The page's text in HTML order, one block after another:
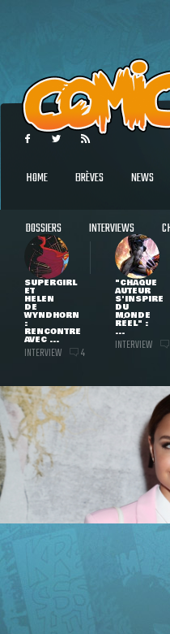
HOME BRÈVES NEWS
DOSSIERS INTERVIEWS
SUPERGIRL
ET
HELEN
DE
WYNDHORN
:
RENCONTRE
AVEC ...
INTERVIEW 4
"CHAQUE
AUTEUR
S'INSPIRE
DU
MONDE
RÉEL" :
...
INTERVIEW